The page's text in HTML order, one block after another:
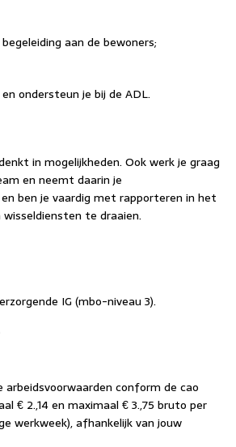
aan de bewoners;
ondersteun je bij de ADL.
in mogelijkheden. Ook werk je graag
en neemt daarin je
ben je vaardig met rapporteren in het
te draaien.
IG (mbo-niveau 3).
arbeidsvoorwaarden conform de cao
€ 2.,14 en maximaal € 3.,75 bruto per
werkweek), afhankelijk van jouw